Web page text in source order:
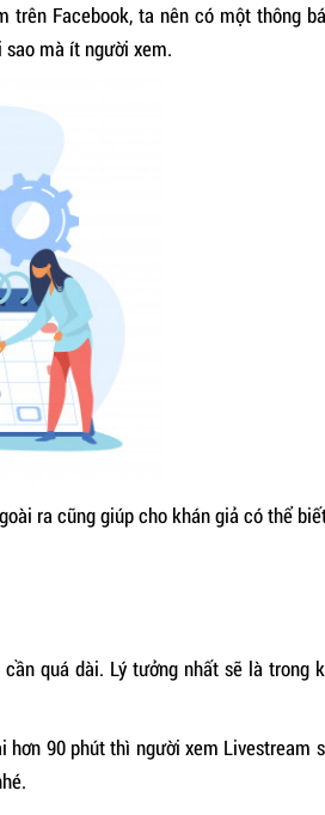
Facebook, ta nên có một thông
mà ít người xem.
ra cũng giúp cho khán giả có thể
quá dài. Lý tưởng nhất sẽ là trong
90 phút thì người xem Livestream